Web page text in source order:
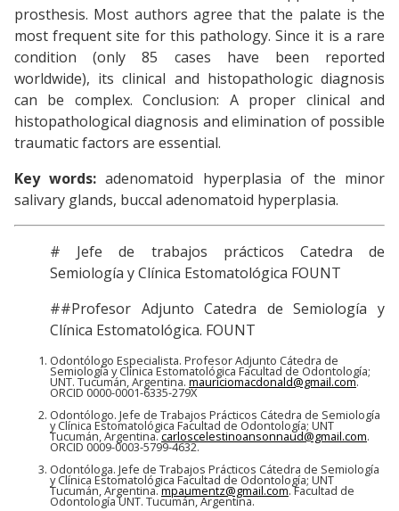
prosthesis. Most authors agree that the palate is the
most frequent site for this pathology. Since it is a rare
condition (only 85 cases have been reported
worldwide), its clinical and histopathologic diagnosis
can be complex. Conclusion: A proper clinical and
histopathological diagnosis and elimination of possible
traumatic factors are essential.
Key words: adenomatoid hyperplasia of the minor
salivary glands, buccal adenomatoid hyperplasia.
# Jefe de trabajos prácticos Catedra de
Semiología y Clínica Estomatológica FOUNT
##Profesor Adjunto Catedra de Semiología y
Clínica Estomatológica. FOUNT
Odontólogo Especialista. Profesor Adjunto Cátedra de
Semiología y Clínica Estomatológica Facultad de Odontología;
UNT. Tucumán, Argentina. mauriciomacdonald@gmail.com.
ORCID 0000-0001-6335-279X
Odontólogo. Jefe de Trabajos Prácticos Cátedra de Semiología
y Clínica Estomatológica Facultad de Odontología; UNT
Tucumán, Argentina.carloscelestinoansonnaud@gmail.com.
ORCID 0009-0003-5799-4632.
Odontóloga. Jefe de Trabajos Prácticos Cátedra de Semiología
y Clínica Estomatológica Facultad de Odontología; UNT
Tucumán, Argentina.mpaumentz@gmail.com. Facultad de
Odontología UNT. Tucumán, Argentina.